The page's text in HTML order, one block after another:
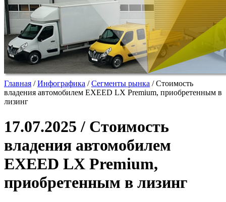
Главная /Инфографика /Сегменты рынка /Стоимость
владения автомобилем EXEED LX Premium, приобретенным в
лизинг
17.07.2025 / Стоимость
владения автомобилем
EXEED LX Premium,
приобретенным в лизинг